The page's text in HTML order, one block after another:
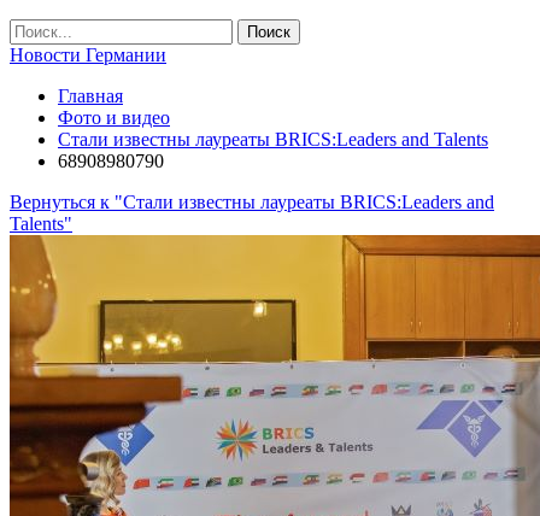
Новости Германии
Главная
Фото и видео
Стали известны лауреаты BRICS:Leaders and Talents
68908980790
Вернуться к "Стали известны лауреаты BRICS:Leaders and
Talents"